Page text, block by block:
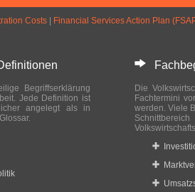
Costs Financial Services Action Plan
Begriffserklärung
Jede Definition ist
angelegt als in
Die
Fachtermini
werden. Viele